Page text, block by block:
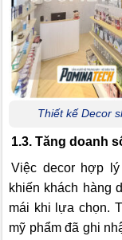
Thiết kế Decor
1.3. Tăng doanh
Việc decor hợp
khiến khách hàng
mái khi lựa chọn.
mỹ phẩm đã ghi